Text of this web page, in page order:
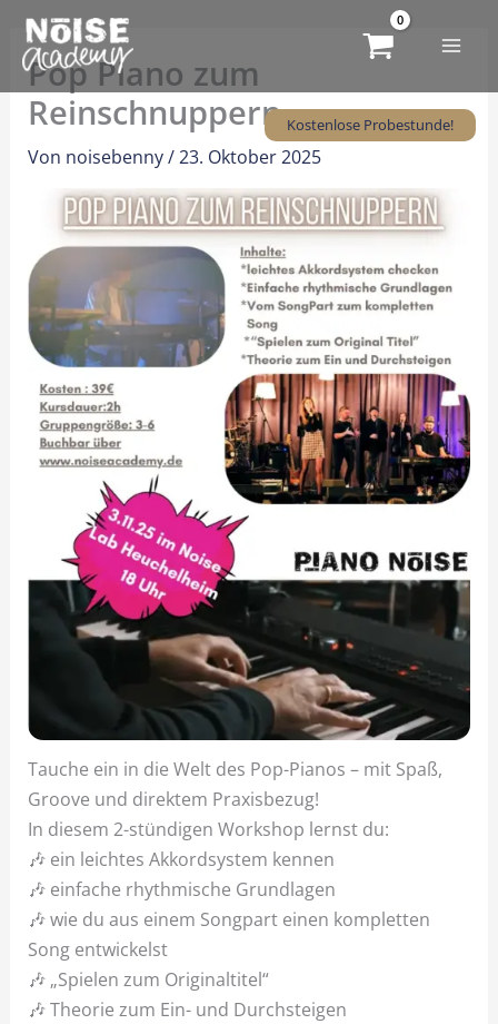
Zum
Inhalt
springen
Kostenlose Probestunde!
Pop Piano zum
Reinschnuppern
Von noisebenny/23. Oktober 2025
Tauche ein in die Welt des Pop-Pianos – mit Spaß,
Groove und direktem Praxisbezug!
In diesem 2-stündigen Workshop lernst du:
🎶 ein leichtes Akkordsystem kennen
🎶 einfache rhythmische Grundlagen
🎶 wie du aus einem Songpart einen kompletten
Song entwickelst
🎶 „Spielen zum Originaltitel“
🎶 Theorie zum Ein- und Durchsteigen